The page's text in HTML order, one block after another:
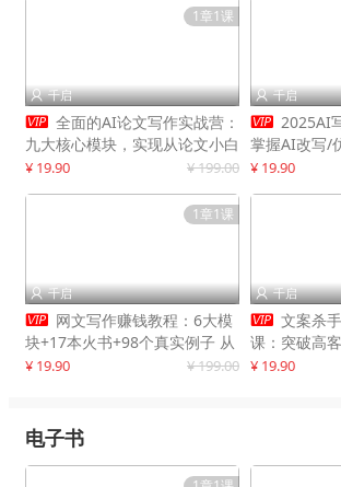
1章1课
 千启
 全面的AI论文写作实战营：
九大核心模块，实现从论文小白
到高效产出的跨越
¥ 19.90 ¥ 199.00
 千启
 2025AI
掌握AI改写/
实现单篇文案
¥ 19.90
1章1课
 千启
 网文写作赚钱教程：6大模
块+17本火书+98个真实例子 从
入门到精通实战方法
¥ 19.90 ¥ 199.00
 千启
 文案杀
课：突破高
IP商业价值最
¥ 19.90
电子书